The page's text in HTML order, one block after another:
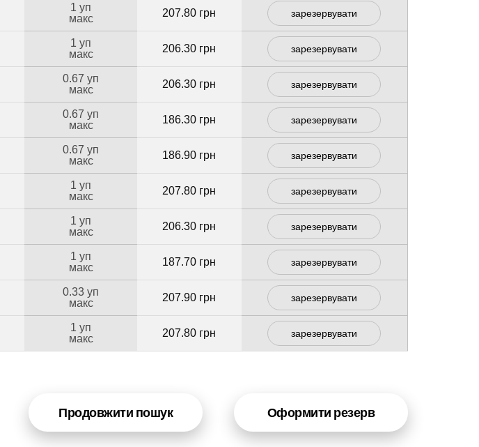
1 уп
макс
207.80 грн зарезервувати
1 уп
макс
206.30 грн зарезервувати
0.67 уп
макс
206.30 грн зарезервувати
0.67 уп
макс
186.30 грн зарезервувати
0.67 уп
макс
186.90 грн зарезервувати
1 уп
макс
207.80 грн зарезервувати
1 уп
макс
206.30 грн зарезервувати
1 уп
макс
187.70 грн зарезервувати
0.33 уп
макс
207.90 грн зарезервувати
1 уп
макс
207.80 грн зарезервувати
Продовжити пошук Оформити резерв